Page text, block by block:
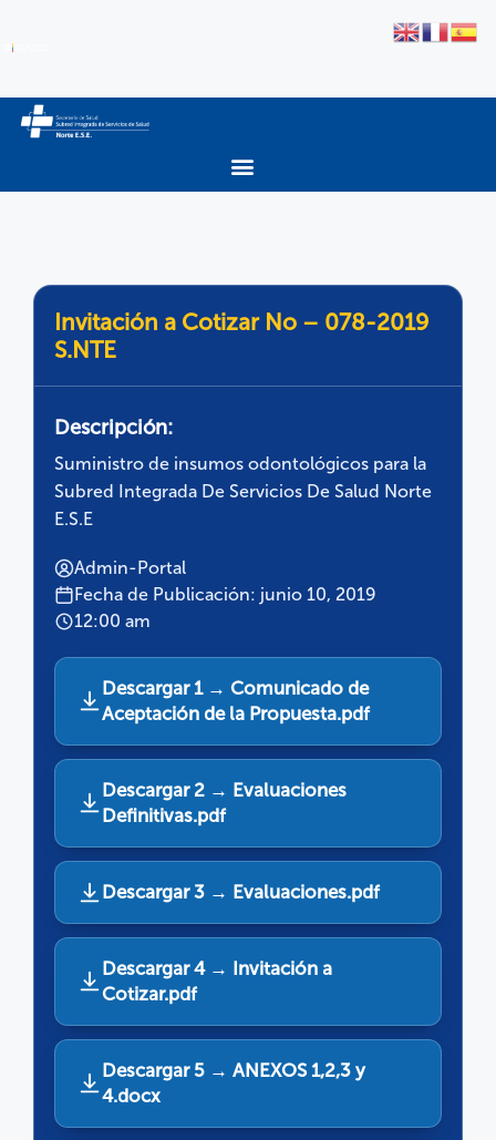
Invitación a Cotizar No – 078-2019
S.NTE
Descripción:
Suministro de insumos odontológicos para la
Subred Integrada De Servicios De Salud Norte
E.S.E
Admin-Portal
Fecha de Publicación: junio 10, 2019
12:00 am
Descargar 1 → Comunicado de
Aceptación de la Propuesta.pdf
Descargar 2 → Evaluaciones
Definitivas.pdf
Descargar 3 → Evaluaciones.pdf
Descargar 4 → Invitación a
Cotizar.pdf
Descargar 5 → ANEXOS 1,2,3 y
4.docx